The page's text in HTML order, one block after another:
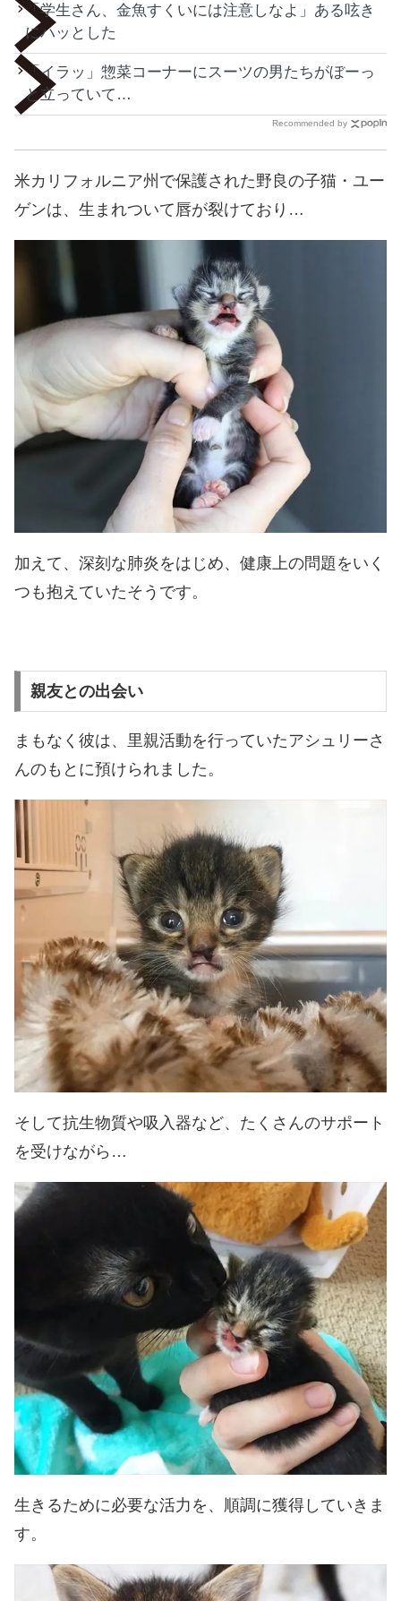
「学生さん、金魚すくいには注意しなよ」ある呟き
にハッとした
「イラッ」惣菜コーナーにスーツの男たちがぼーっ
と立っていて…
Recommended by
米カリフォルニア州で保護された野良の子猫・ユー
ゲンは、生まれついて唇が裂けており…
加えて、深刻な肺炎をはじめ、健康上の問題をいく
つも抱えていたそうです。
親友との出会い
まもなく彼は、里親活動を行っていたアシュリーさ
んのもとに預けられました。
そして抗生物質や吸入器など、たくさんのサポート
を受けながら…
生きるために必要な活力を、順調に獲得していきま
す。